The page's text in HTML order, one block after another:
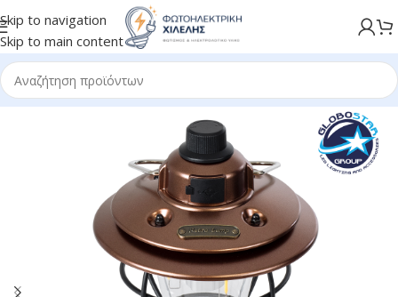
Skip to navigation
Skip to main content